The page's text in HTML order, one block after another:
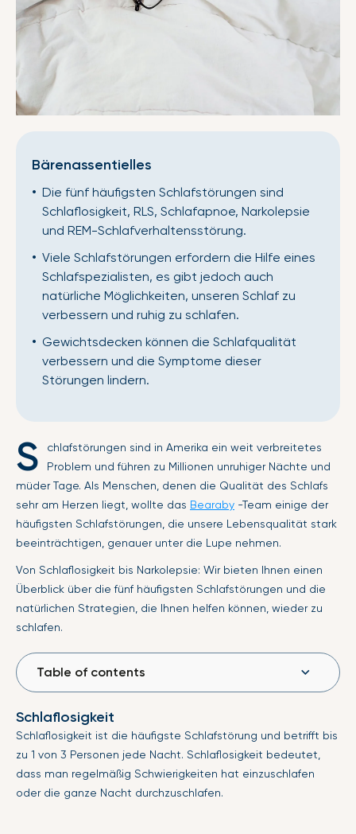
Bärenassentielles
Die fünf häufigsten Schlafstörungen sind
Schlaflosigkeit, RLS, Schlafapnoe, Narkolepsie
und REM-Schlafverhaltensstörung.
Viele Schlafstörungen erfordern die Hilfe eines
Schlafspezialisten, es gibt jedoch auch
natürliche Möglichkeiten, unseren Schlaf zu
verbessern und ruhig zu schlafen.
Gewichtsdecken können die Schlafqualität
verbessern und die Symptome dieser
Störungen lindern.
S
chlafstörungen sind in Amerika ein weit verbreitetes
Problem und führen zu Millionen unruhiger Nächte und
müder Tage. Als Menschen, denen die Qualität des Schlafs
sehr am Herzen liegt, wollte das Bearaby -Team einige der
häufigsten Schlafstörungen, die unsere Lebensqualität stark
beeinträchtigen, genauer unter die Lupe nehmen.
Von Schlaflosigkeit bis Narkolepsie: Wir bieten Ihnen einen
Überblick über die fünf häufigsten Schlafstörungen und die
natürlichen Strategien, die Ihnen helfen können, wieder zu
schlafen.
Table of contents
Schlaflosigkeit
Schlaflosigkeit ist die häufigste Schlafstörung und betrifft bis
zu 1 von 3 Personen jede Nacht. Schlaflosigkeit bedeutet,
dass man regelmäßig Schwierigkeiten hat einzuschlafen
oder die ganze Nacht durchzuschlafen.